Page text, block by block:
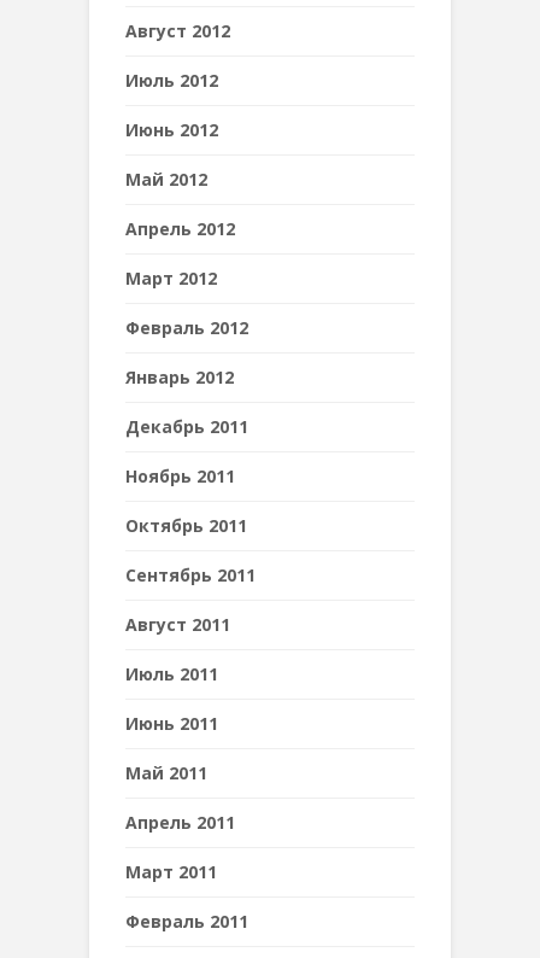
Август 2012
Июль 2012
Июнь 2012
Май 2012
Апрель 2012
Март 2012
Февраль 2012
Январь 2012
Декабрь 2011
Ноябрь 2011
Октябрь 2011
Сентябрь 2011
Август 2011
Июль 2011
Июнь 2011
Май 2011
Апрель 2011
Март 2011
Февраль 2011